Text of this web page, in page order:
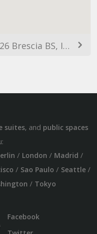
Via Fratelli Ugoni, 36, 25126 Brescia BS, Italy
suites, and public spaces
/ London / Madrid /
/ Sao Paulo / Seattle/
/ Tokyo
Facebook